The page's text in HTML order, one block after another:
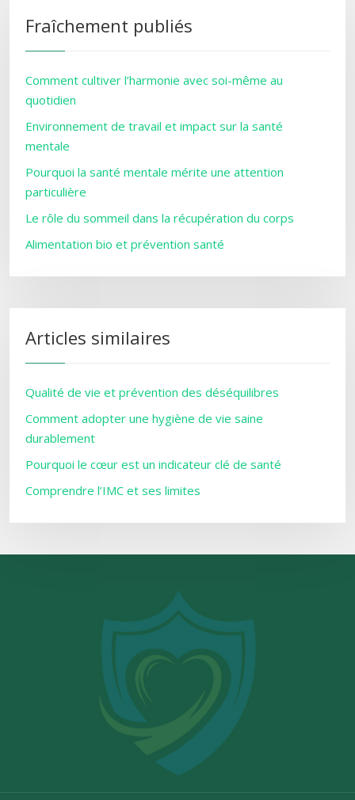
Fraîchement publiés
Comment cultiver l’harmonie avec soi-même au
quotidien
Environnement de travail et impact sur la santé
mentale
Pourquoi la santé mentale mérite une attention
particulière
Le rôle du sommeil dans la récupération du corps
Alimentation bio et prévention santé
Articles similaires
Qualité de vie et prévention des déséquilibres
Comment adopter une hygiène de vie saine
durablement
Pourquoi le cœur est un indicateur clé de santé
Comprendre l’IMC et ses limites